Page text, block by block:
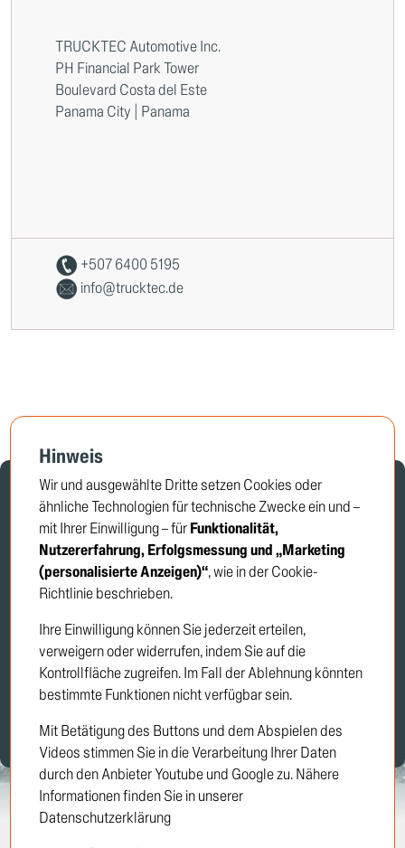
TRUCKTEC Automotive Inc.
PH Financial Park Tower
Boulevard Costa del Este
Panama City | Panama
+507 6400 5195
info@trucktec.de
Newsletter
Anmeldung
TRUCKTEC-Newsletter an und erhalten
Sie exklusive Angebote und
Produktneuheiten.
Anmelden
Hinweis
Wir und ausgewählte Dritte setzen Cookies oder
ähnliche Technologien für technische Zwecke ein und –
mit Ihrer Einwilligung – fürFunktionalität,
Nutzererfahrung, Erfolgsmessung und „Marketing
(personalisierte Anzeigen)“, wie in der Cookie-
Richtlinie beschrieben.
Ihre Einwilligung können Sie jederzeit erteilen,
verweigern oder widerrufen, indem Sie auf die
Kontrollfläche zugreifen. Im Fall der Ablehnung könnten
bestimmte Funktionen nicht verfügbar sein.
Mit Betätigung des Buttons und dem Abspielen des
Videos stimmen Sie in die Verarbeitung Ihrer Daten
durch den Anbieter Youtube und Google zu. Nähere
Informationen finden Sie in unserer
Datenschutzerklärung